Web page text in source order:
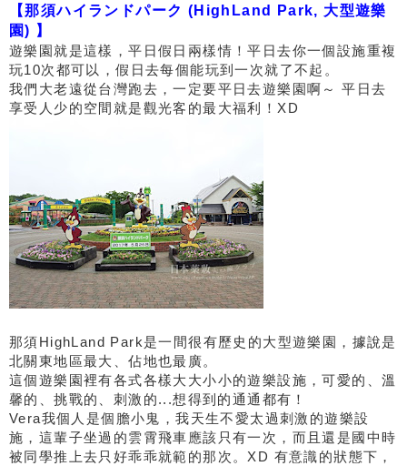
【那須ハイランドパーク (HighLand Park, 大型遊樂
園) 】
遊樂園就是這樣，平日假日兩樣情！平日去你一個設施重複
玩10次都可以，假日去每個能玩到一次就了不起。
我們大老遠從台灣跑去，一定要平日去遊樂園啊～ 平日去
享受人少的空間就是觀光客的最大福利！XD
那須HighLand Park是一間很有歷史的大型遊樂園，據說是
北關東地區最大、佔地也最廣。
這個遊樂園裡有各式各樣大大小小的遊樂設施，可愛的、溫
馨的、挑戰的、刺激的...想得到的通通都有！
Vera我個人是個膽小鬼，我天生不愛太過刺激的遊樂設
施，這輩子坐過的雲霄飛車應該只有一次，而且還是國中時
被同學推上去只好乖乖就範的那次。XD 有意識的狀態下，